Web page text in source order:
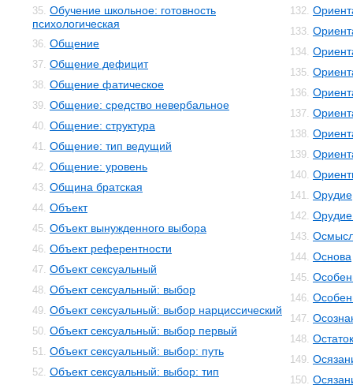
35. Обучение школьное: готовность
психологическая
36. Общение
37. Общение дефицит
38. Общение фатическое
39. Общение: средство невербальное
40. Общение: структура
41. Общение: тип ведущий
42. Общение: уровень
43. Община братская
44. Объект
45. Объект вынужденного выбора
46. Объект референтности
47. Объект сексуальный
48. Объект сексуальный: выбор
49. Объект сексуальный: выбор нарциссический
50. Объект сексуальный: выбор первый
51. Объект сексуальный: выбор: путь
52. Объект сексуальный: выбор: тип
132.
133.
134.
135.
136.
137.
138.
139.
140.
141. Орудие
142. Орудие
143.
144. Основа
145.
146.
147.
148.
149.
150.